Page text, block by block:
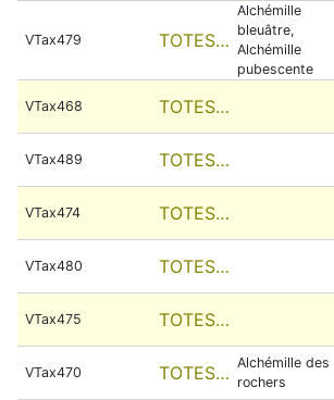
VTax479 TOTES…
Alchémille
bleuâtre,
Alchémille
pubescente
VTax468 TOTES…
VTax489 TOTES…
VTax474 TOTES…
VTax480 TOTES…
VTax475 TOTES…
VTax470 TOTES… Alchémille des
rochers